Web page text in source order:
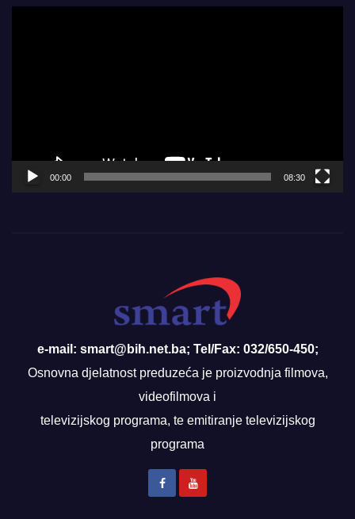
00:00 08:30
e-mail: smart@bih.net.ba; Tel/Fax: 032/650-450;
Osnovna djelatnost preduzeća je proizvodnja filmova,
videofilmova i
televizijskog programa, te emitiranje televizijskog
programa